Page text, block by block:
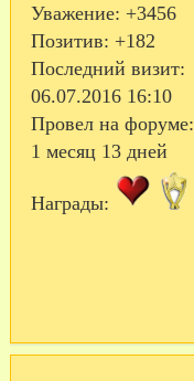
Уважение: +3456
Позитив: +182
Последний визит:
06.07.2016 16:10
Провел на форуме:
1 месяц 13 дней
Награды: